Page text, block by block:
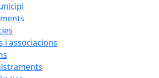
i associacions